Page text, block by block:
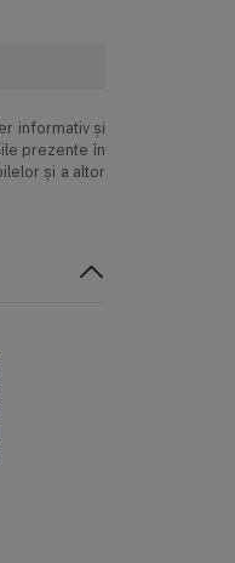
informativ şi
prezente în
și a altor